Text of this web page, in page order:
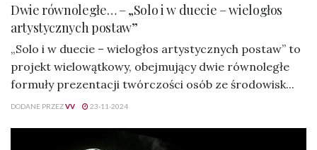
Dwie równoległe… – „Solo i w duecie – wielogłos
artystycznych postaw”
„Solo i w duecie – wielogłos artystycznych postaw” to
projekt wielowątkowy, obejmujący dwie równoległe
formuły prezentacji twórczości osób ze środowisk...
DODANE PRZEZVV 23-11-2024